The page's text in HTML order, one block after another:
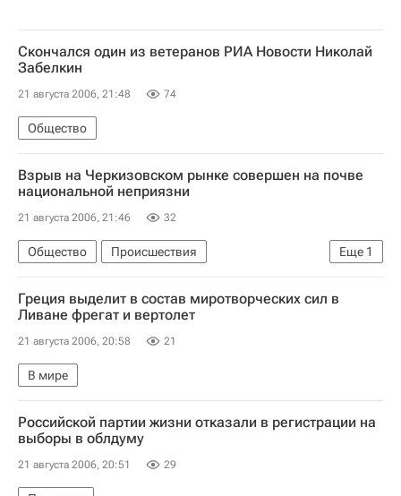
Скончался один из ветеранов РИА Новости Николай
Забелкин
21 августа 2006, 21:48 74
Общество
Взрыв на Черкизовском рынке совершен на почве
национальной неприязни
21 августа 2006, 21:46 32
Еще 1
Общество
Происшествия
Версии взрыва на Черкизовском рынке
Греция выделит в состав миротворческих сил в
Ливане фрегат и вертолет
21 августа 2006, 20:58 21
В мире
Российской партии жизни отказали в регистрации на
выборы в облдуму
21 августа 2006, 20:51 29